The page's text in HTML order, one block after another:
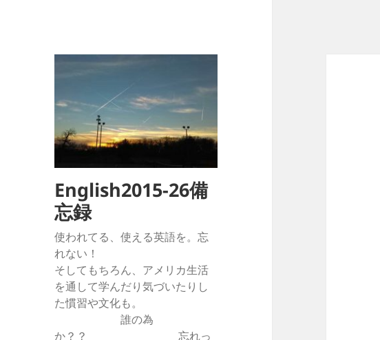
English2015-26備
忘録
使われてる、使える英語を。忘
れない！
そしてもちろん、アメリカ生活
を通して学んだり気づいたりし
た慣習や文化も。
誰の為
か？？ 忘れっ